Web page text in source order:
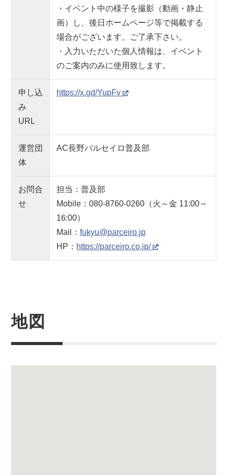
・イベント中の様子を撮影（動画・静止
画）し、後日ホームページ等で掲載する
場合がございます。ご了承下さい。
・入力いただいた個人情報は、イベント
のご案内のみに使用致します。
申し込
み
URL
https://x.gd/YupFv
運営団
体
AC長野パルセイロ普及部
お問合
せ
担当：普及部
Mobile：080-8760-0260（火～金 11:00～
16:00）
Mail：fukyu@parceiro.jp
HP： https://parceiro.co.jp/
地図